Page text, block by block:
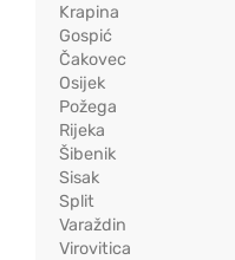
Krapina
Gospić
Čakovec
Osijek
Požega
Rijeka
Šibenik
Sisak
Split
Varaždin
Virovitica